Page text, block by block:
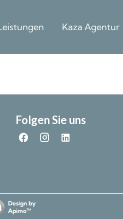
Kaza Agentur
Folgen Sie uns
Design by
Apimo™